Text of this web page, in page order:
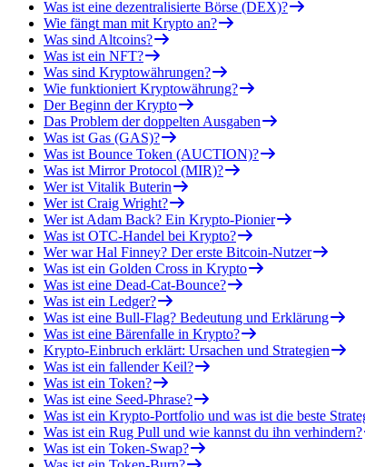
Was ist eine dezentralisierte Börse (DEX)?
Wie fängt man mit Krypto an?
Was sind Altcoins?
Was ist ein NFT?
Was sind Kryptowährungen?
Wie funktioniert Kryptowährung?
Der Beginn der Krypto
Das Problem der doppelten Ausgaben
Was ist Gas (GAS)?
Was ist Bounce Token (AUCTION)?
Was ist Mirror Protocol (MIR)?
Wer ist Vitalik Buterin
Wer ist Craig Wright?
Wer ist Adam Back? Ein Krypto-Pionier
Was ist OTC-Handel bei Krypto?
Wer war Hal Finney? Der erste Bitcoin-Nutzer
Was ist ein Golden Cross in Krypto
Was ist eine Dead-Cat-Bounce?
Was ist ein Ledger?
Was ist eine Bull-Flag? Bedeutung und Erklärung
Was ist eine Bärenfalle in Krypto?
Krypto-Einbruch erklärt: Ursachen und Strategien
Was ist ein fallender Keil?
Was ist ein Token?
Was ist eine Seed-Phrase?
Was ist ein Krypto-Portfolio und was ist die beste
Was ist ein Rug Pull und wie kannst du ihn verhindern?
Was ist ein Token-Swap?